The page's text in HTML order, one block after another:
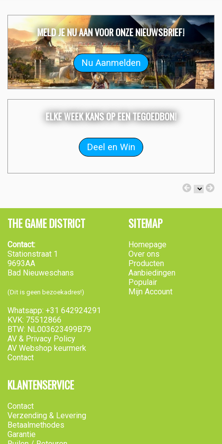
MELD JE NU AAN VOOR ONZE NIEUWSBRIEF!
ELKE WEEK KANS OP EEN TEGOEDBON!
THE GAME DISTRICT
Contact:
Stationstraat 1
9693AA
Bad Nieuweschans
(Dit is geen bezoekadres!)
Whatsapp: +31 642924291
KVK: 75512866
BTW: NL003623499B79
AV & Privacy Policy
AV Webshop keurmerk
Contact
SITEMAP
Homepage
Over ons
Producten
Aanbiedingen
Populair
Mijn Account
KLANTENSERVICE
Contact
Verzending & Levering
Betaalmethodes
Garantie